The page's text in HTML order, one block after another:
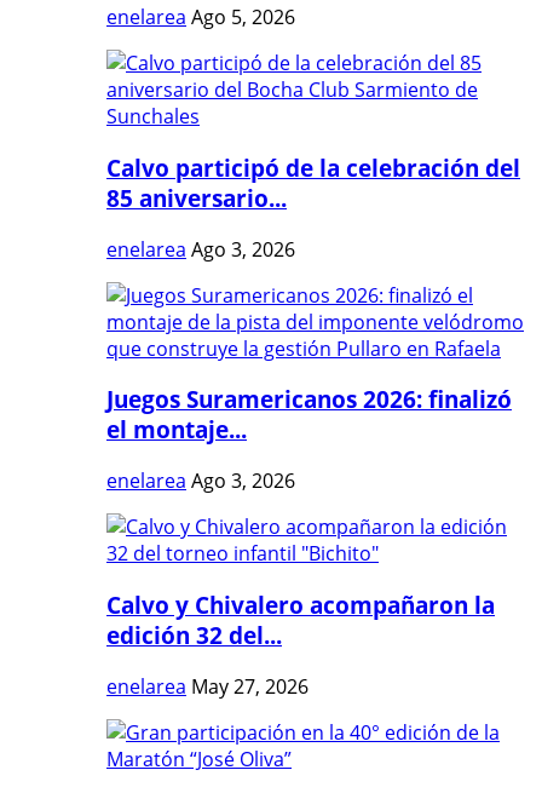
enelarea Ago 5, 2026
Calvo participó de la celebración del
85 aniversario...
enelarea Ago 3, 2026
Juegos Suramericanos 2026: finalizó
el montaje...
enelarea Ago 3, 2026
Calvo y Chivalero acompañaron la
edición 32 del...
enelarea May 27, 2026